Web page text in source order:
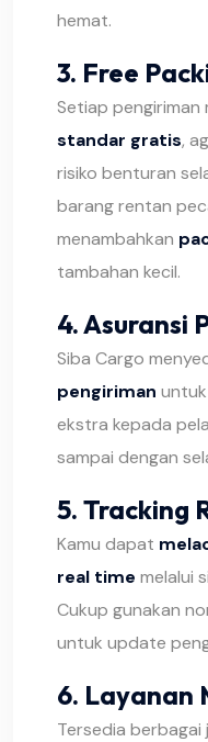
hemat.
3. Free
Setiap pengiriman
standar gratis,
risiko benturan
barang rentan
menambahkan
tambahan kecil.
4.Asuransi
Siba Cargo
pengiriman
ekstra kepada
sampai dengan
5. Tracking
Kamu dapat
real time melalui
Cukup gunakan
untuk update
6. Layanan
Tersedia